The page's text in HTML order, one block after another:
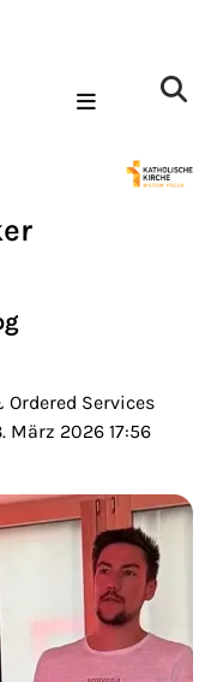
Services
März 2026 17:56